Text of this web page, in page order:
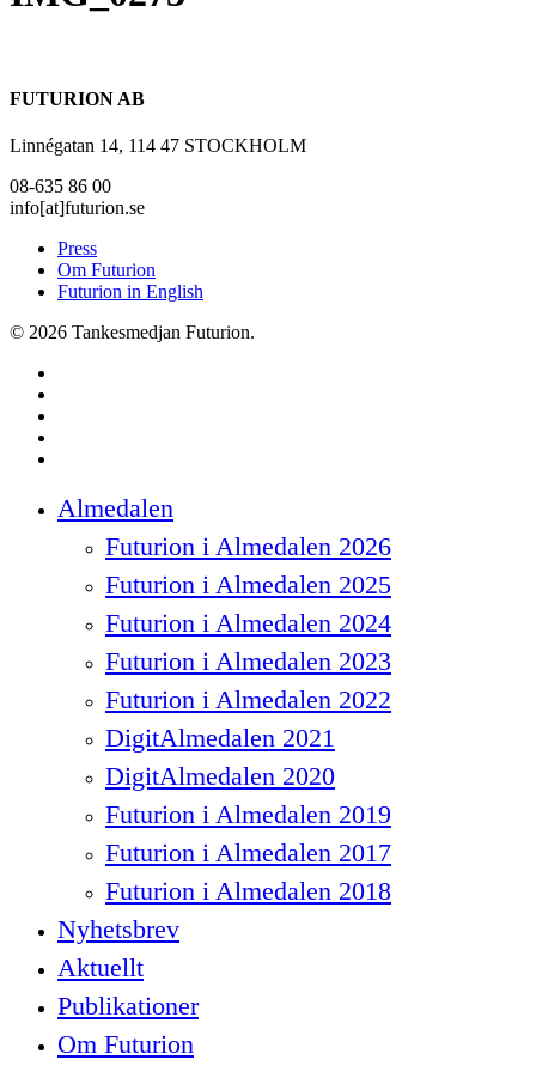
FUTURION AB
Linnégatan 14, 114 47 STOCKHOLM
08-635 86 00
info[at]futurion.se
Press
Om Futurion
Futurion in English
© 2026 Tankesmedjan Futurion.
Menu
Almedalen
Futurion i Almedalen 2026
Futurion i Almedalen 2025
Futurion i Almedalen 2024
Futurion i Almedalen 2023
Futurion i Almedalen 2022
DigitAlmedalen 2021
DigitAlmedalen 2020
Futurion i Almedalen 2019
Futurion i Almedalen 2017
Futurion i Almedalen 2018
Nyhetsbrev
Aktuellt
Publikationer
Om Futurion